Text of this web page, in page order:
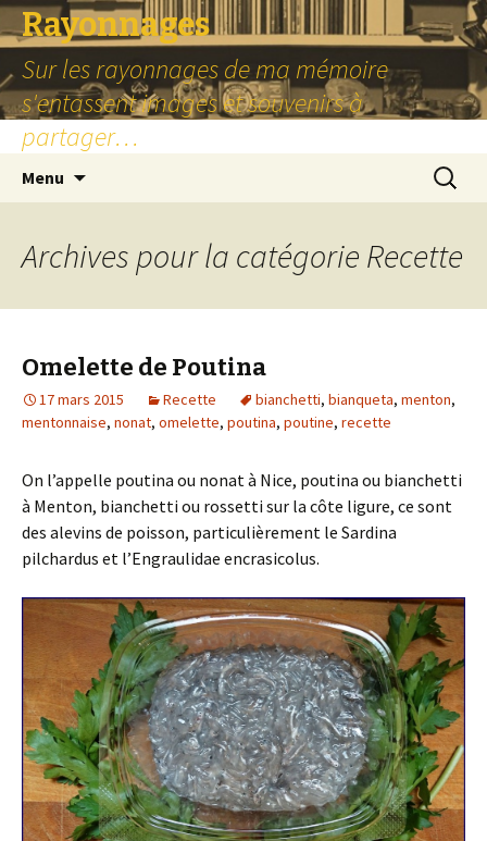
Rayonnages
Sur les rayonnages de ma mémoire
s'entassent images et souvenirs à
partager…
Menu
principal
Archives pour la catégorie Recette
Omelette de Poutina
17 mars 2015 Recette bianchetti, bianqueta, menton,
mentonnaise, nonat, omelette, poutina, poutine, recette
On l’appelle poutina ou nonat à Nice, poutina ou bianchetti
à Menton, bianchetti ou rossetti sur la côte ligure, ce sont
des alevins de poisson, particulièrement le Sardina
pilchardus et l’Engraulidae encrasicolus.